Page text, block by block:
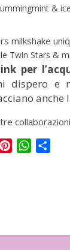
&
Twin Stars &
per
dispero e
TwitterPinterest